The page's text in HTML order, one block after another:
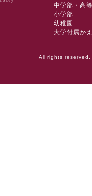
中学部・高
小学部
幼稚園
大学付属か
All rights reserved.